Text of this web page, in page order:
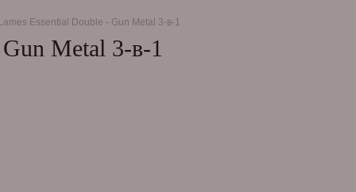
Essential Double - Gun Metal 3-в-1
Metal 3-в-1